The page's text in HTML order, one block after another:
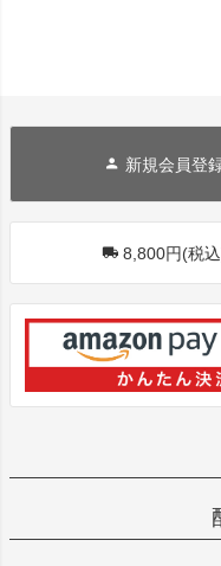
新規会員登
8,800円(税